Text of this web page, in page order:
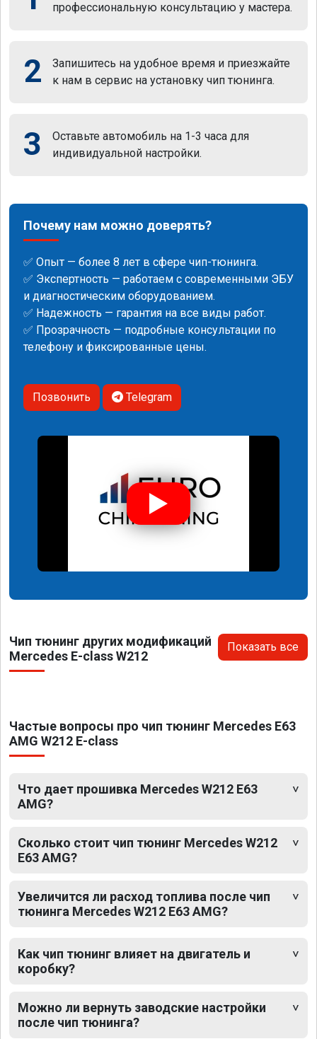
профессиональную консультацию у мастера.
2
Запишитесь на удобное время и приезжайте
к нам в сервис на установку чип тюнинга.
3
Оставьте автомобиль на 1-3 часа для
индивидуальной настройки.
Почему нам можно доверять?
✅ Опыт — более 8 лет в сфере чип-тюнинга.
✅ Экспертность — работаем с современными ЭБУ
и диагностическим оборудованием.
✅ Надежность — гарантия на все виды работ.
✅ Прозрачность — подробные консультации по
телефону и фиксированные цены.
Позвонить Telegram
Чип тюнинг других модификаций
Mercedes E-class W212
Показать все
Частые вопросы про чип тюнинг Mercedes E63
AMG W212 E-class
Что дает прошивка Mercedes W212 E63
AMG?
Сколько стоит чип тюнинг Mercedes W212
E63 AMG?
Увеличится ли расход топлива после чип
тюнинга Mercedes W212 E63 AMG?
Как чип тюнинг влияет на двигатель и
коробку?
Можно ли вернуть заводские настройки
после чип тюнинга?